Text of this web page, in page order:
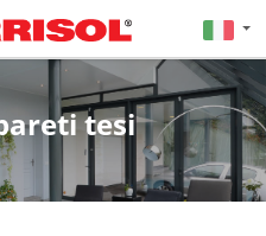
tesi